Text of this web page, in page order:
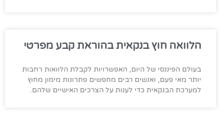
הלוואה חוץ בנקאית בהוראת קבע מפרטי
בעולם הפיננסי של היום, האפשרויות לקבלת הלוואות רחבות
יותר מאי פעם, ואנשים רבים מחפשים פתרונות מימון מחוץ
למערכת הבנקאית כדי לענות על הצרכים האישיים שלהם.